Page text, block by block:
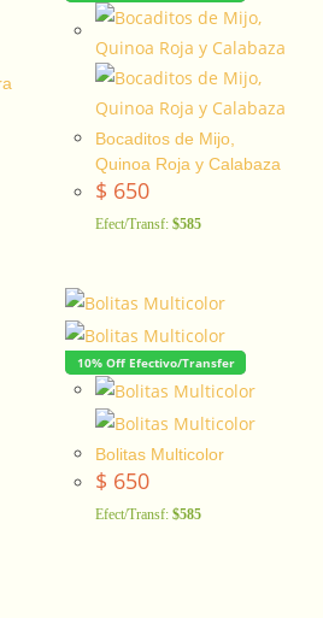
Bocaditos de Mijo,
Quinoa Roja y Calabaza
$ 650
Efect/Transf: $585
10% Off Efectivo/Transfer
Bolitas Multicolor
$ 650
Efect/Transf: $585